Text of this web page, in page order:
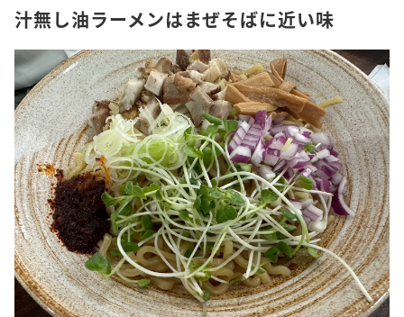
汁無し油ラーメンはまぜそばに近い味